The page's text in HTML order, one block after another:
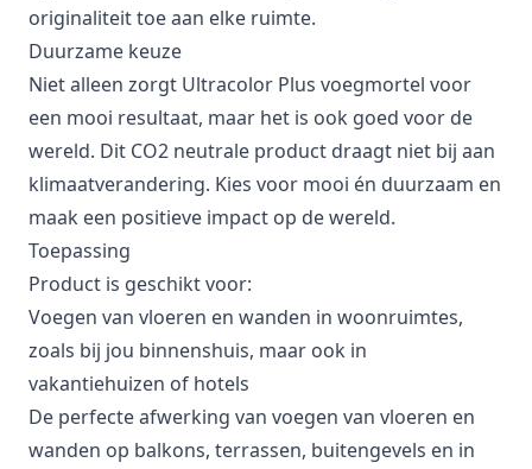
originaliteit toe aan elke ruimte.
Duurzame keuze
Niet alleen zorgt Ultracolor Plus voegmortel voor
een mooi resultaat, maar het is ook goed voor de
wereld. Dit CO2 neutrale product draagt niet bij aan
klimaatverandering. Kies voor mooi én duurzaam en
maak een positieve impact op de wereld.
Toepassing
Product is geschikt voor:
Voegen van vloeren en wanden in woonruimtes,
zoals bij jou binnenshuis, maar ook in
vakantiehuizen of hotels
De perfecte afwerking van voegen van vloeren en
wanden op balkons, terrassen, buitengevels en in